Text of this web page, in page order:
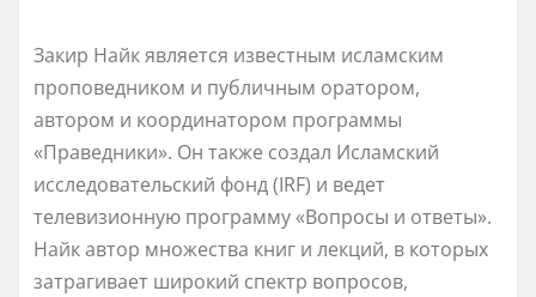
Закир Найк является известным исламским
проповедником и публичным оратором,
автором и координатором программы
«Праведники». Он также создал Исламский
исследовательский фонд (IRF) и ведет
телевизионную программу «Вопросы и ответы».
Найк автор множества книг и лекций, в которых
затрагивает широкий спектр вопросов,